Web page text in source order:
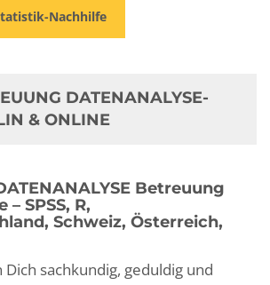
Nachhilfe
DATENANALYSE-
& ONLINE
Betreuung
SPSS, R,
Schweiz, Österreich,
sachkundig, geduldig und